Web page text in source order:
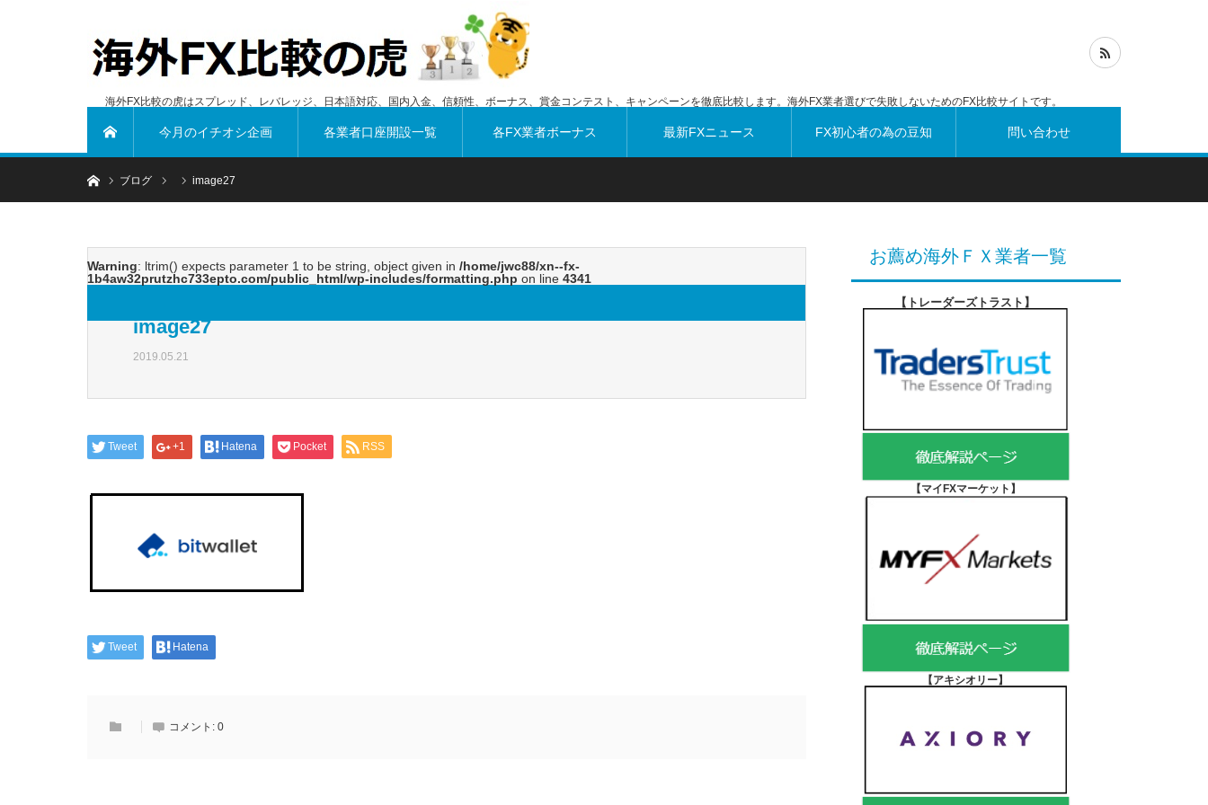
海外FX比較の虎はスプレッド、レバレッジ、日本語対応、国内入金、信頼性、ボーナス、賞金コンテスト、キャンペーンを徹底比較します。海外FX業者選びで失敗しないためのFX比較サイトです。
今月のイチオシ企画 各業者口座開設一覧 各FX業者ボーナス 最新FXニュース FX初心者の為の豆知 問い合わせ
ホームブログ image27
Warning: ltrim() expects parameter 1 to be string, object given in /home/jwc88/xn--fx-
1b4aw32prutzhc733epto.com/public_html/wp-includes/formatting.php on line 4341
image27
2019.05.21
Tweet +1 Hatena Pocket RSS
Tweet Hatena
コメント: 0
お薦め海外ＦＸ業者一覧
【トレーダーズトラスト 】
【マイFXマーケット 】
【アキシオリー】